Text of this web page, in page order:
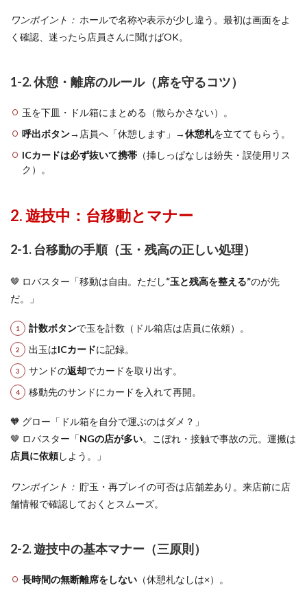
ワンポイント： ホールで名称や表示が少し違う。最初は画面をよ
く確認、迷ったら店員さんに聞けばOK。
1-2. 休憩・離席のルール（席を守るコツ）
玉を下皿・ドル箱にまとめる（散らかさない）。
呼出ボタン→店員へ「休憩します」→休憩札を立ててもらう。
ICカードは必ず抜いて携帯 （挿しっぱなしは紛失・誤使用リス
ク）。
2. 遊技中：台移動とマナー
2-1. 台移動の手順（玉・残高の正しい処理）
🤎 ロバスター「移動は自由。ただし“玉と残高を整える”のが先
だ。」
計数ボタンで玉を計数（ドル箱店は店員に依頼）。
出玉はICカードに記録。
サンドの返却でカードを取り出す。
移動先のサンドにカードを入れて再開。
🧡 グロー「ドル箱を自分で運ぶのはダメ？」
🤎 ロバスター「NGの店が多い。こぼれ・接触で事故の元。運搬は
店員に依頼しよう。」
ワンポイント： 貯玉・再プレイの可否は店舗差あり。来店前に店
舗情報で確認しておくとスムーズ。
2-2. 遊技中の基本マナー（三原則）
長時間の無断離席をしない （休憩札なしは×）。